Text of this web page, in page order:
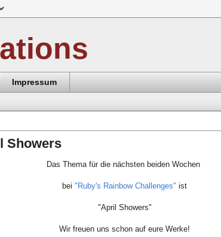
Impressum
Showers
Das Thema für die nächsten beiden Wochen
bei "Ruby's Rainbow Challenges" ist
"April Showers"
Wir freuen uns schon auf eure Werke!